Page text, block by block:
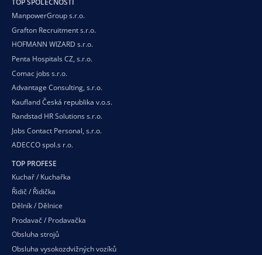
TOP SPOLEČNOSTI
ManpowerGroup s.r.o.
Grafton Recruitment s.r.o.
HOFMANN WIZARD s.r.o.
Penta Hospitals CZ, s.r.o.
Comac jobs s.r.o.
Advantage Consulting, s.r.o.
Kaufland Česká republika v.o.s.
Randstad HR Solutions s.r.o.
Jobs Contact Personal, s.r.o.
ADECCO spol.s r.o.
TOP PROFESE
Kuchař / Kuchařka
Řidič / Řidička
Dělník / Dělnice
Prodavač / Prodavačka
Obsluha strojů
Obsluha vysokozdvižných vozíků